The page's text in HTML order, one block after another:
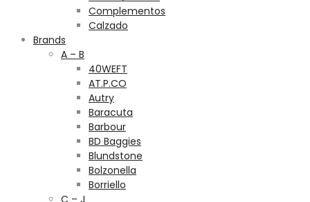
Complementos
Calzado
Brands
A – B
40WEFT
AT.P.CO
Autry
Baracuta
Barbour
BD Baggies
Blundstone
Bolzonella
Borriello
C – J